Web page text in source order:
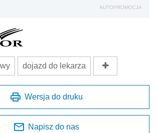
AUTOPROMOCJA
dojazd do lekarza
Wersja do druku
Napisz do nas